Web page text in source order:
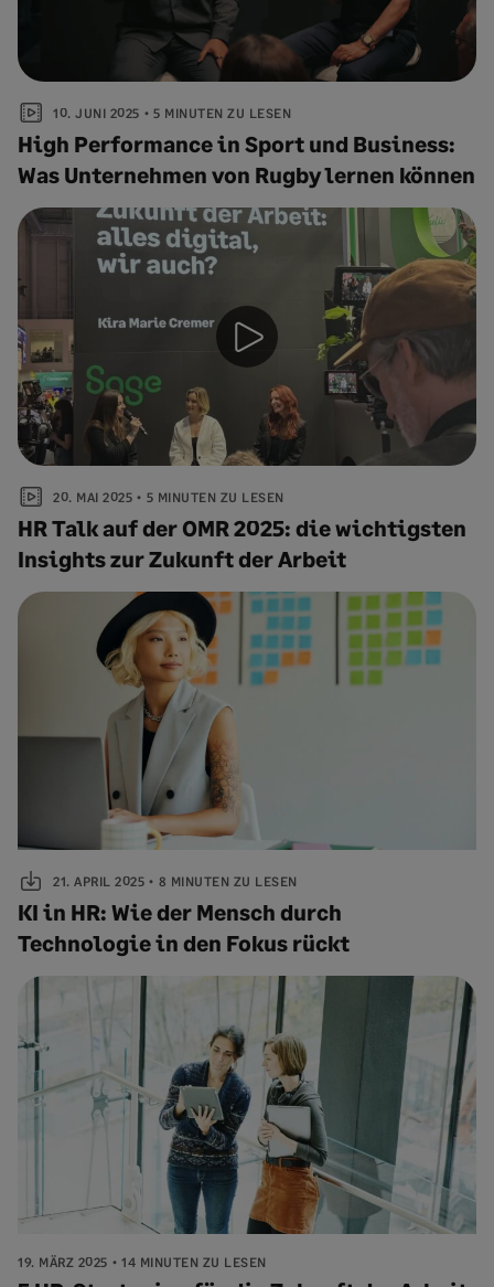
10. JUNI 2025 5 MINUTEN ZU LESEN
High Performance in Sport und Business:
Was Unternehmen von Rugby lernen können
20. MAI 2025 5 MINUTEN ZU LESEN
HR Talk auf der OMR 2025: die wichtigsten
Insights zur Zukunft der Arbeit
21. APRIL 2025 8 MINUTEN ZU LESEN
KI in HR: Wie der Mensch durch
Technologie in den Fokus rückt
19. MÄRZ 2025 14 MINUTEN ZU LESEN